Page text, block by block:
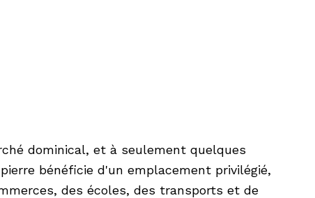
dominical, et à seulement quelques
bénéficie d'un emplacement privilégié,
des écoles, des transports et de